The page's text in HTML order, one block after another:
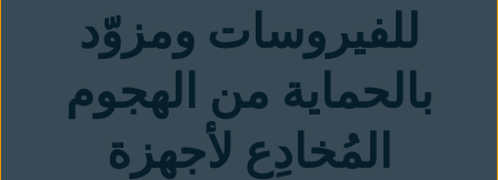
للفيروسات ومزوّد
بالحماية من الهجوم
المُخادِع لأجهزة